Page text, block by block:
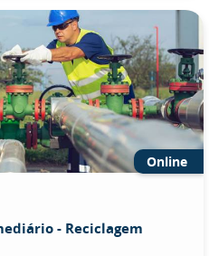
Online
- Reciclagem